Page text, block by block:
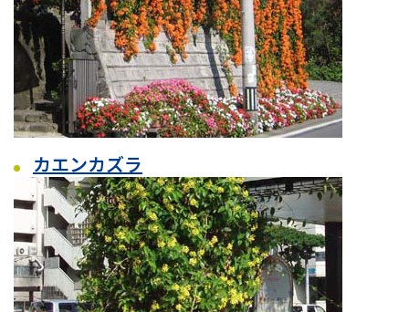
カエンカズラ